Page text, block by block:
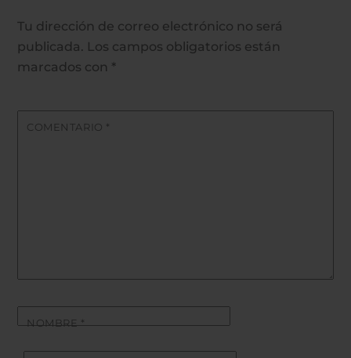
Tu dirección de correo electrónico no será
publicada. Los campos obligatorios están
marcados con *
COMENTARIO *
NOMBRE*